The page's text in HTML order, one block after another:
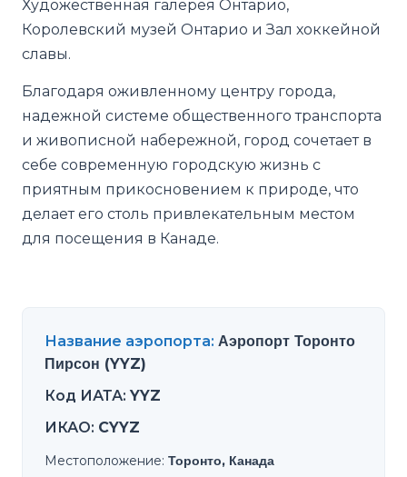
Художественная галерея Онтарио,
Королевский музей Онтарио и Зал хоккейной
славы.
Благодаря оживленному центру города,
надежной системе общественного транспорта
и живописной набережной, город сочетает в
себе современную городскую жизнь с
приятным прикосновением к природе, что
делает его столь привлекательным местом
для посещения в Канаде.
Название аэропорта: Аэропорт Торонто
Пирсон (YYZ)
Код ИАТА: YYZ
ИКАО: CYYZ
Местоположение: Торонто, Канада